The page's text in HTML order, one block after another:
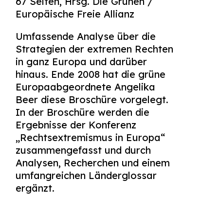
Europäische Freie Allianz
Umfassende Analyse über die
Strategien der extremen Rechten
in ganz Europa und darüber
hinaus. Ende 2008 hat die grüne
Europaabgeordnete Angelika
Beer diese Broschüre vorgelegt.
In der Broschüre werden die
Ergebnisse der Konferenz
„Rechtsextremismus in Europa“
zusammengefasst und durch
Analysen, Recherchen und einem
umfangreichen Länderglossar
ergänzt.